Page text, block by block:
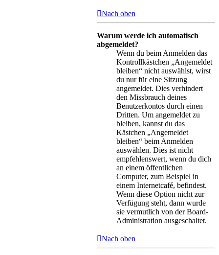
Nach oben
Warum werde ich automatisch
abgemeldet?
Wenn du beim Anmelden das
Kontrollkästchen „Angemeldet
bleiben“ nicht auswählst, wirst
du nur für eine Sitzung
angemeldet. Dies verhindert
den Missbrauch deines
Benutzerkontos durch einen
Dritten. Um angemeldet zu
bleiben, kannst du das
Kästchen „Angemeldet
bleiben“ beim Anmelden
auswählen. Dies ist nicht
empfehlenswert, wenn du dich
an einem öffentlichen
Computer, zum Beispiel in
einem Internetcafé, befindest.
Wenn diese Option nicht zur
Verfügung steht, dann wurde
sie vermutlich von der Board-
Administration ausgeschaltet.
Nach oben